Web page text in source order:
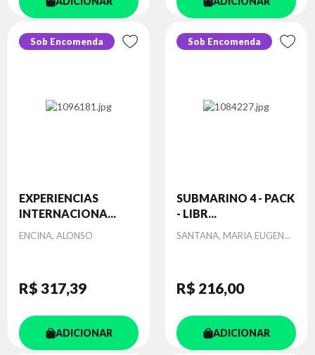
Sob Encomenda
EXPERIENCIAS
INTERNACIONA...
Autor
ENCINA, ALONSO
R$ 317,39
ADICIONAR
Sob Encomenda
SUBMARINO 4 - PACK
- LIBR...
Autor
SANTANA, MARIA EUGEN...
R$ 216,00
ADICIONAR